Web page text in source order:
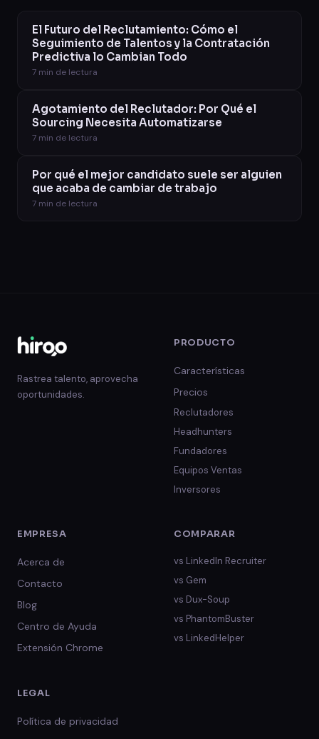
El Futuro del Reclutamiento: Cómo el
Seguimiento de Talentos y la Contratación
Predictiva lo Cambian Todo
7 min de lectura
Agotamiento del Reclutador: Por Qué el
Sourcing Necesita Automatizarse
7 min de lectura
Por qué el mejor candidato suele ser alguien
que acaba de cambiar de trabajo
7 min de lectura
Rastrea talento, aprovecha
oportunidades.
PRODUCTO
Características
Precios
Reclutadores
Headhunters
Fundadores
Equipos Ventas
Inversores
EMPRESA
Acerca de
Contacto
Blog
Centro de Ayuda
Extensión Chrome
COMPARAR
vs LinkedIn Recruiter
vs Gem
vs Dux-Soup
vs PhantomBuster
vs LinkedHelper
LEGAL
Política de privacidad